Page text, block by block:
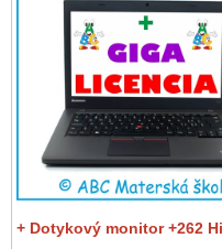
+ Dotykový monitor +262